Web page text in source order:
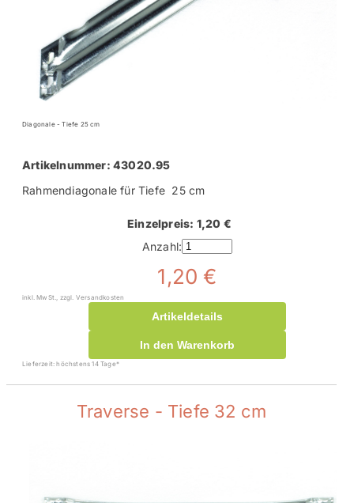
Diagonale - Tiefe 25 cm
Artikelnummer: 43020.95
Rahmendiagonale für Tiefe 25 cm
Einzelpreis: 1,20 €
Anzahl:
1,20 €
inkl. MwSt., zzgl. Versandkosten
Artikeldetails
In den Warenkorb
Lieferzeit: höchstens 14 Tage*
Traverse - Tiefe 32 cm